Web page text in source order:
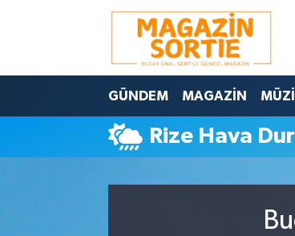
GÜNDEM MAGAZİN
Rize Hava
Nöbetçi Eczaneler
Hava Durumu
Trafik Durumu
Süper Lig Puan Durumu ve Fikstür